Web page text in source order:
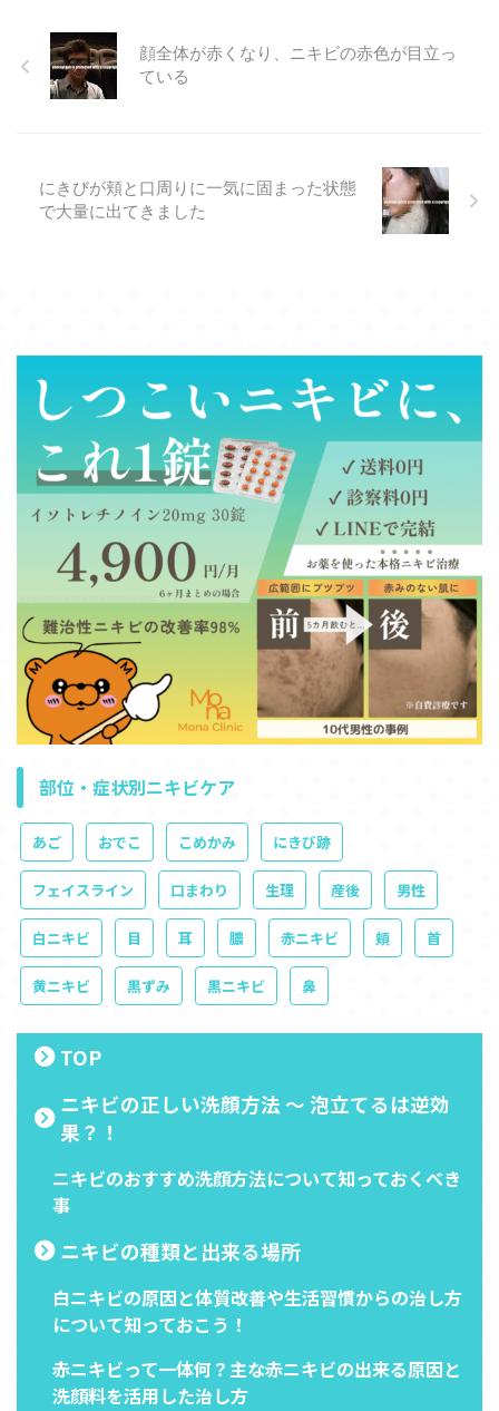
顔全体が赤くなり、ニキビの赤色が目立っ
ている
にきびが頬と口周りに一気に固まった状態
で大量に出てきました
部位・症状別ニキビケア
あご おでこ こめかみ にきび跡
フェイスライン 口まわり 生理 産後 男性
白ニキビ 目 耳 膿 赤ニキビ 頬 首
黄ニキビ 黒ずみ 黒ニキビ 鼻
TOP
ニキビの正しい洗顔方法 ～ 泡立てるは逆効
果？！
ニキビのおすすめ洗顔方法について知っておくべき
事
ニキビの種類と出来る場所
白ニキビの原因と体質改善や生活習慣からの治し方
について知っておこう！
赤ニキビって一体何？主な赤ニキビの出来る原因と
洗顔料を活用した治し方